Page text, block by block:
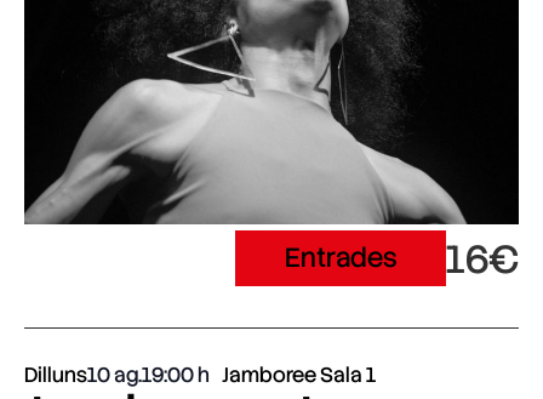
Entrades 16€
Dilluns10 ag.19:00 Jamboree Sala 1